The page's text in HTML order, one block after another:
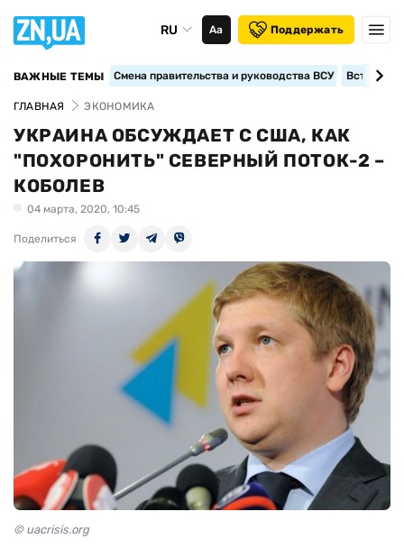
RU Аа Поддержать
ВАЖНЫЕ ТЕМЫ Смена правительства и руководства ВСУ
ГЛАВНАЯ ЭКОНОМИКА
УКРАИНА ОБСУЖДАЕТ С США, КАК
"ПОХОРОНИТЬ" СЕВЕРНЫЙ ПОТОК-2 –
КОБОЛЕВ
04 марта, 2020, 10:45
Поделиться
© uacrisis.org